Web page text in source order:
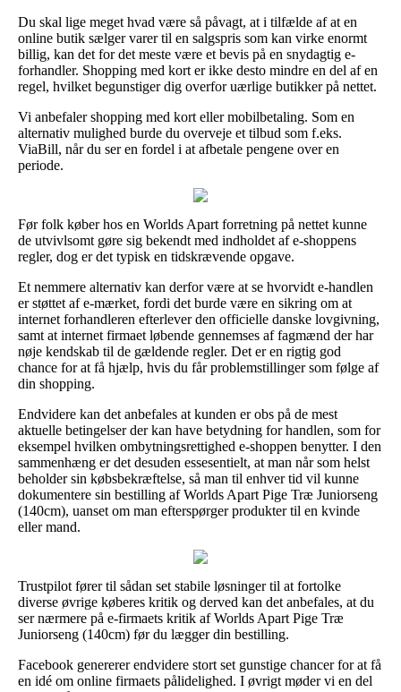
Du skal lige meget hvad være så påvagt, at i tilfælde af at en
online butik sælger varer til en salgspris som kan virke enormt
billig, kan det for det meste være et bevis på en snydagtig e-
forhandler. Shopping med kort er ikke desto mindre en del af en
regel, hvilket begunstiger dig overfor uærlige butikker på nettet.
Vi anbefaler shopping med kort eller mobilbetaling. Som en
alternativ mulighed burde du overveje et tilbud som f.eks.
ViaBill, når du ser en fordel i at afbetale pengene over en
periode.
Før folk køber hos en Worlds Apart forretning på nettet kunne
de utvivlsomt gøre sig bekendt med indholdet af e-shoppens
regler, dog er det typisk en tidskrævende opgave.
Et nemmere alternativ kan derfor være at se hvorvidt e-handlen
er støttet af e-mærket, fordi det burde være en sikring om at
internet forhandleren efterlever den officielle danske lovgivning,
samt at internet firmaet løbende gennemses af fagmænd der har
nøje kendskab til de gældende regler. Det er en rigtig god
chance for at få hjælp, hvis du får problemstillinger som følge af
din shopping.
Endvidere kan det anbefales at kunden er obs på de mest
aktuelle betingelser der kan have betydning for handlen, som for
eksempel hvilken ombytningsrettighed e-shoppen benytter. I den
sammenhæng er det desuden essesentielt, at man når som helst
beholder sin købsbekræftelse, så man til enhver tid vil kunne
dokumentere sin bestilling af Worlds Apart Pige Træ Juniorseng
(140cm), uanset om man efterspørger produkter til en kvinde
eller mand.
Trustpilot fører til sådan set stabile løsninger til at fortolke
diverse øvrige køberes kritik og derved kan det anbefales, at du
ser nærmere på e-firmaets kritik af Worlds Apart Pige Træ
Juniorseng (140cm) før du lægger din bestilling.
Facebook genererer endvidere stort set gunstige chancer for at få
en idé om online firmaets pålidelighed. I øvrigt møder vi en del